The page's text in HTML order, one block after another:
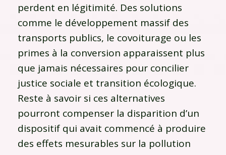
perdent en légitimité. Des solutions
comme le développement massif des
transports publics, le covoiturage ou les
primes à la conversion apparaissent plus
que jamais nécessaires pour concilier
justice sociale et transition écologique.
Reste à savoir si ces alternatives
pourront compenser la disparition d’un
dispositif qui avait commencé à produire
des effets mesurables sur la pollution